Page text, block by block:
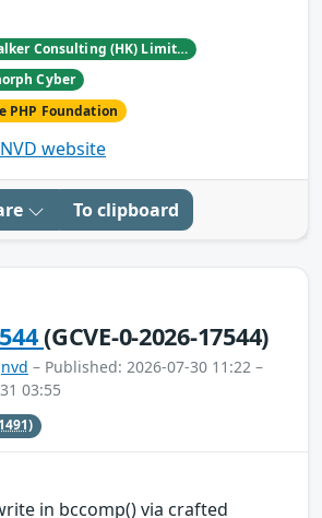
Calvin Young - eWalker Consulting (HK) Limited
Cyber
PHP Foundation
website
To clipboard
(GCVE-0-2026-17544)
nvd – Published: 2026-07-30 11:22 –
03:55
in bccomp() via crafted